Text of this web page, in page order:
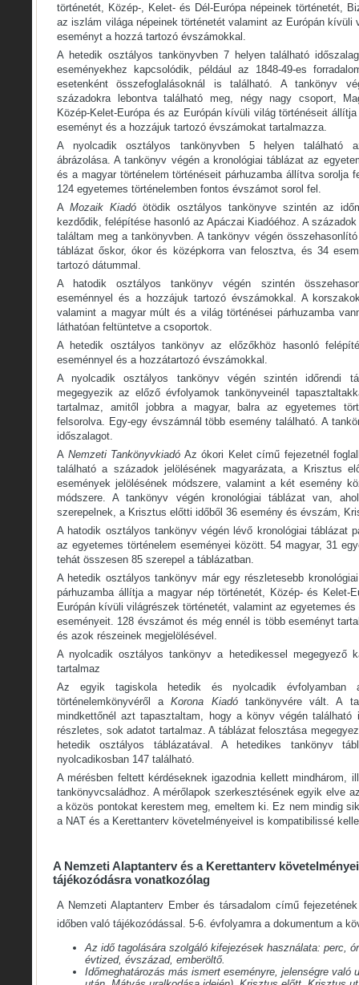
történetét, Közép-, Kelet- és Dél-Európa népeinek történetét,
az iszlám világa népeinek történetét valamint az Európán kívüli
eseményt a hozzá tartozó évszámokkal.
A hetedik osztályos tankönyvben 7 helyen található
eseményekhez kapcsolódik, például az 1848-49-es
esetenként összefoglalásoknál is található. A tankönyv
századokra lebontva található meg, négy nagy csoport,
Közép-Kelet-Európa és az Európán kívüli világ történéseit
eseményt és a hozzájuk tartozó évszámokat tartalmazza.
A nyolcadik osztályos tankönyvben 5 helyen található
ábrázolása. A tankönyv végén a kronológiai táblázat az
és a magyar történelem történéseit párhuzamba állítva sorolja
124 egyetemes történelemben fontos évszámot sorol fel.
A Mozaik Kiadó ötödik osztályos tankönyve szintén az
kezdődik, felépítése hasonló az Apáczai Kiadóéhoz. A
találtam meg a tankönyvben. A tankönyv végén
táblázat őskor, ókor és középkorra van felosztva, és 34
tartozó dátummal.
A hatodik osztályos tankönyv végén szintén
eseménnyel és a hozzájuk tartozó évszámokkal. A
valamint a magyar múlt és a világ történései párhuzamba
láthatóan feltüntetve a csoportok.
A hetedik osztályos tankönyv az előzőkhöz hasonló
eseménnyel és a hozzátartozó évszámokkal.
A nyolcadik osztályos tankönyv végén szintén időrendi
megegyezik az előző évfolyamok tankönyveinél
tartalmaz, amitől jobbra a magyar, balra az egyetemes
felsorolva. Egy-egy évszámnál több esemény található. A
időszalagot.
A Nemzeti Tankönyvkiadó Az ókori Kelet című fejezetnél
található a századok jelölésének magyarázata, a Krisztus
események jelölésének módszere, valamint a két esemény
módszere. A tankönyv végén kronológiai táblázat van,
szerepelnek, a Krisztus előtti időből 36 esemény és évszám,
A hatodik osztályos tankönyv végén lévő kronológiai táblázat
az egyetemes történelem eseményei között. 54 magyar, 31
tehát összesen 85 szerepel a táblázatban.
A hetedik osztályos tankönyv már egy részletesebb
párhuzamba állítja a magyar nép történetét, Közép- és Kelet-
Európán kívüli világrészek történetét, valamint az egyetemes
eseményeit. 128 évszámot és még ennél is több eseményt
és azok részeinek megjelölésével.
A nyolcadik osztályos tankönyv a hetedikessel megegyező
tartalmaz
Az egyik tagiskola hetedik és nyolcadik évfolyamban
történelemkönyvéről aKorona Kiadótankönyvére vált. A
mindkettőnél azt tapasztaltam, hogy a könyv végén található
részletes, sok adatot tartalmaz. A táblázat felosztása
hetedik osztályos táblázatával. A hetedikes tankönyv
nyolcadikosban 147 található.
A mérésben feltett kérdéseknek igazodnia kellett mindhárom,
tankönyvcsaládhoz. A mérőlapok szerkesztésének egyik elve
a közös pontokat kerestem meg, emeltem ki. Ez nem mindig
a NAT és a Kerettanterv követelményeivel is kompatibilissé
A Nemzeti Alaptanterv és a Kerettanterv
tájékozódásra vonatkozólag
A Nemzeti Alaptanterv Ember és társadalom című
időben való tájékozódással. 5-6. évfolyamra a dokumentum a
Az idő tagolására szolgáló kifejezések használata: perc,
évtized, évszázad, emberöltő.
Időmeghatározás más ismert eseményre, jelenségre való